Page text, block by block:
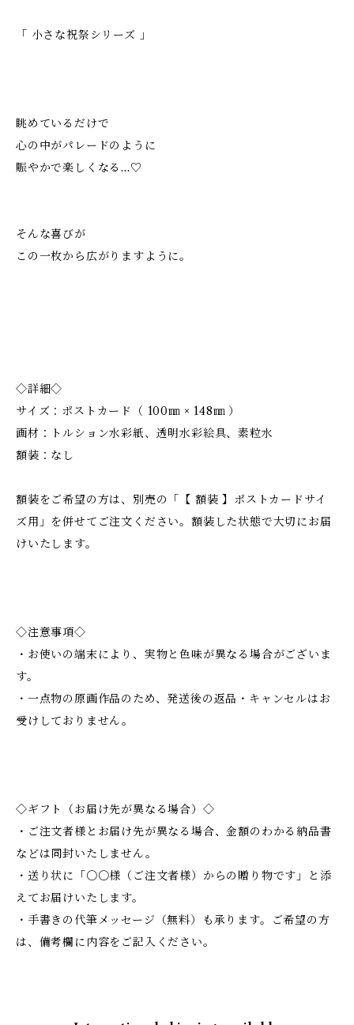
「 小さな祝祭シリーズ 」
眺めているだけで
心の中がパレードのように
賑やかで楽しくなる...♡
そんな喜びが
この一枚から広がりますように。
◇詳細◇
サイズ：ポストカード（ 100㎜ × 148㎜ ）
画材：トルション水彩紙、透明水彩絵具、素粒水
額装：なし
額装をご希望の方は、別売の「【 額装 】ポストカードサイ
ズ用」を併せてご注文ください。額装した状態で大切にお届
けいたします。
◇注意事項◇
・お使いの端末により、実物と色味が異なる場合がございま
す。
・一点物の原画作品のため、発送後の返品・キャンセルはお
受けしておりません。
◇ギフト（お届け先が異なる場合）◇
・ご注文者様とお届け先が異なる場合、金額のわかる納品書
などは同封いたしません。
・送り状に「〇〇様（ご注文者様）からの贈り物です」と添
えてお届けいたします。
・手書きの代筆メッセージ（無料）も承ります。ご希望の方
は、備考欄に内容をご記入ください。